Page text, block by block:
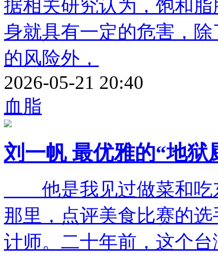
据相关研究认为，饱和
身就具有一定的危害，
的风险外，
2026-05-21 20:40
血脂
刘一帆 最优雅的“地狱
他是我见过做菜和吃
那里，点评美食比赛的
计师。二十年前，这个